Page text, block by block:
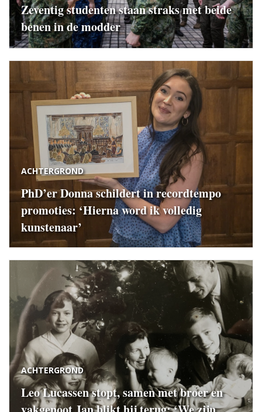
Zeventig studenten staan straks met beide
benen in de modder
ACHTERGROND
PhD’er Donna schildert in recordtempo
promoties: ‘Hierna word ik volledig
kunstenaar’
ACHTERGROND
Leo Lucassen stopt, samen met broer en